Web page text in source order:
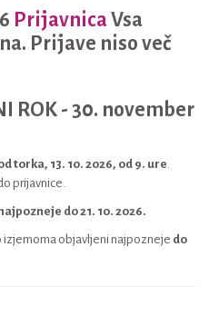
PrijavnicaVsa
Prijave niso več
ROK - 30. november
torka, 13. 10. 2026, od 9. ure.
prijavnice.
do 21. 10. 2026.
objavljeni najpozneje do